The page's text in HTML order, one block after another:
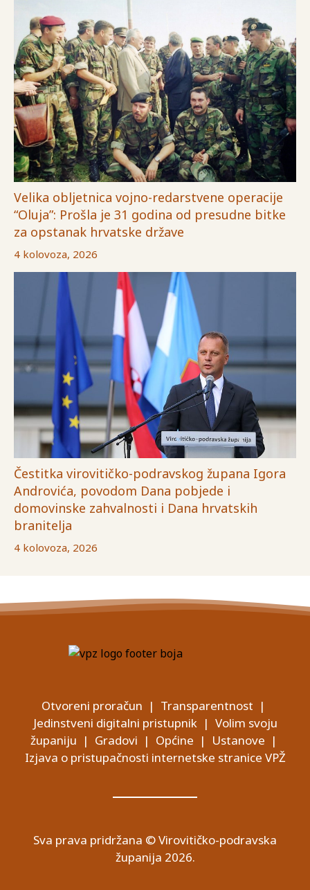
Velika obljetnica vojno-redarstvene operacije
“Oluja”: Prošla je 31 godina od presudne bitke
za opstanak hrvatske države
4 kolovoza, 2026
Čestitka virovitičko-podravskog župana Igora
Androvića, povodom Dana pobjede i
domovinske zahvalnosti i Dana hrvatskih
branitelja
4 kolovoza, 2026
Otvoreni proračun | Transparentnost |
Jedinstveni digitalni pristupnik| Volim svoju
županiju | Gradovi | Općine | Ustanove |
Izjava o pristupačnosti internetske stranice VPŽ
Sva prava pridržana © Virovitičko-podravska
županija 2026.